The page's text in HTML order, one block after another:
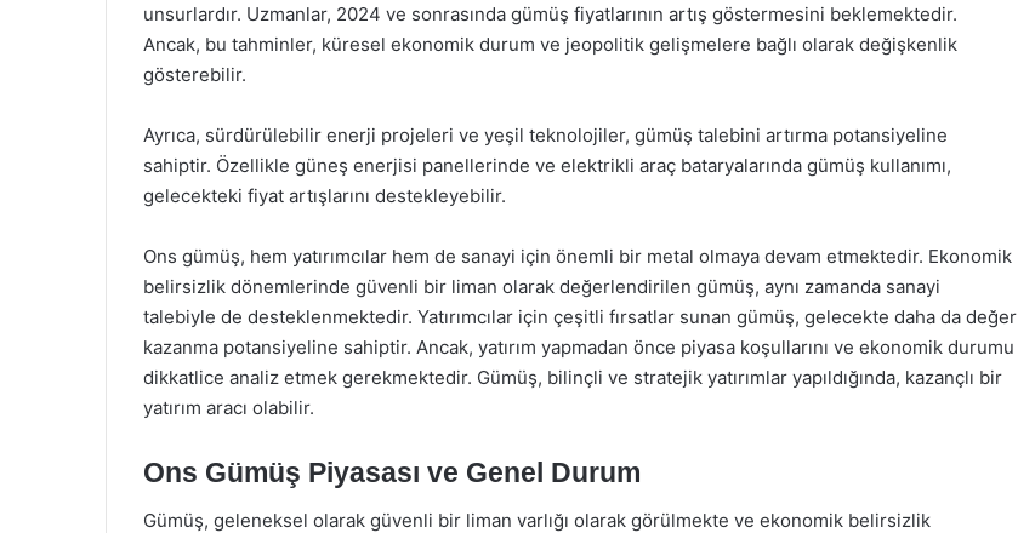
unsurlardır. Uzmanlar, 2024 ve sonrasında gümüş fiyatlarının artış göstermesini beklemektedir.
Ancak, bu tahminler, küresel ekonomik durum ve jeopolitik gelişmelere bağlı olarak değişkenlik
gösterebilir.
Ayrıca, sürdürülebilir enerji projeleri ve yeşil teknolojiler, gümüş talebini artırma potansiyeline
sahiptir. Özellikle güneş enerjisi panellerinde ve elektrikli araç bataryalarında gümüş kullanımı,
gelecekteki fiyat artışlarını destekleyebilir.
Ons gümüş, hem yatırımcılar hem de sanayi için önemli bir metal olmaya devam etmektedir. Ekonomik
belirsizlik dönemlerinde güvenli bir liman olarak değerlendirilen gümüş, aynı zamanda sanayi
talebiyle de desteklenmektedir. Yatırımcılar için çeşitli fırsatlar sunan gümüş, gelecekte daha da değer
kazanma potansiyeline sahiptir. Ancak, yatırım yapmadan önce piyasa koşullarını ve ekonomik durumu
dikkatlice analiz etmek gerekmektedir. Gümüş, bilinçli ve stratejik yatırımlar yapıldığında, kazançlı bir
yatırım aracı olabilir.
Ons Gümüş Piyasası ve Genel Durum
Gümüş, geleneksel olarak güvenli bir liman varlığı olarak görülmekte ve ekonomik belirsizlik